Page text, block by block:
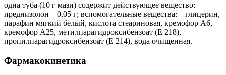
одна туба (10 г мази) содержит действующее вещество:
преднизолон – 0,05 г; вспомогательные вещества: – глицерин,
парафин мягкий белый, кислота стеариновая, кремофор А6,
кремофор А25, метилпарагидроксибензоат (Е 218),
пропилпарагидроксибензоат (Е 214), вода очищенная.
Фармакокинетика